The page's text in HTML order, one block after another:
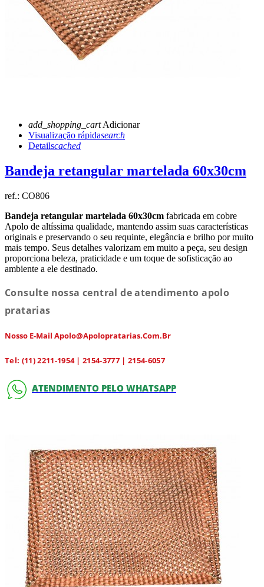
add_shopping_cartAdicionar
Visualização rápidasearch
Detailscached
Bandeja retangular martelada 60x30cm
ref.: CO806
Bandeja retangular martelada 60x30cm fabricada em cobre
Apolo de altíssima qualidade, mantendo assim suas características
originais e preservando o seu requinte, elegância e brilho por muito
mais tempo. Seus detalhes valorizam em muito a peça, seu design
proporciona beleza, praticidade e um toque de sofisticação ao
ambiente a ele destinado.
Consulte nossa central de atendimento apolo
pratarias
Nosso E-Mail Apolo@apolopratarias.com.br
Tel: (11) 2211-1954 | 2154-3777 | 2154-6057
ATENDIMENTO PELO WHATSAPP